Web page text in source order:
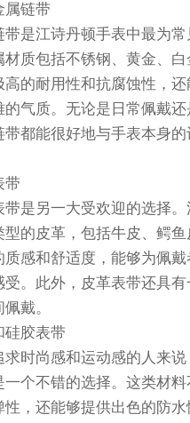
链带
江诗丹顿手表中最为常
材质包括不锈钢、黄金、
高的耐用性和抗腐蚀性，
的气质。无论是日常佩戴
带都能很好地与手表本身
另一大受欢迎的选择。
型的皮革，包括牛皮、鳄
质感和舒适度，能够为佩
。此外，皮革表带还具有
戴。
胶表带
尚感和运动感的人来说
一个不错的选择。这类材
性，还能够提供出色的防